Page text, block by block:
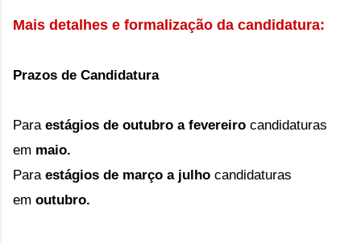
Mais detalhes e formalização da candidatura:
Prazos de Candidatura
Para estágios de outubro a fevereiro candidaturas
em maio.
Para estágios de março a julho candidaturas
em outubro.